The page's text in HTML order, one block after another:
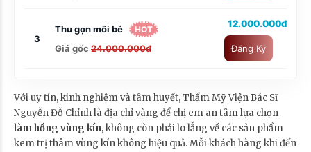
3
Thu gọn môi bé HOT
Giá gốc 24.000.000đ
12.000.000đ
Đăng Ký
Với uy tín, kinh nghiệm và tâm huyết, Thẩm Mỹ Viện Bác Sĩ
Nguyễn Đỗ Chỉnh là địa chỉ vàng để chị em an tâm lựa chọn
làm hồng vùng kín, không còn phải lo lắng về các sản phẩm
kem trị thâm vùng kín không hiệu quả. Mỗi khách hàng khi đến